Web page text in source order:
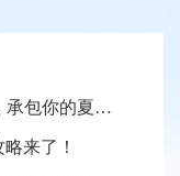
锁定鼓楼！毕业季专属拍照攻略，承包你的夏日朋友圈
来了！